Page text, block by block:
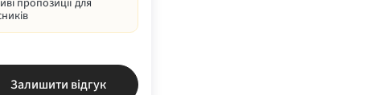
пропозиції для
Залишити відгук